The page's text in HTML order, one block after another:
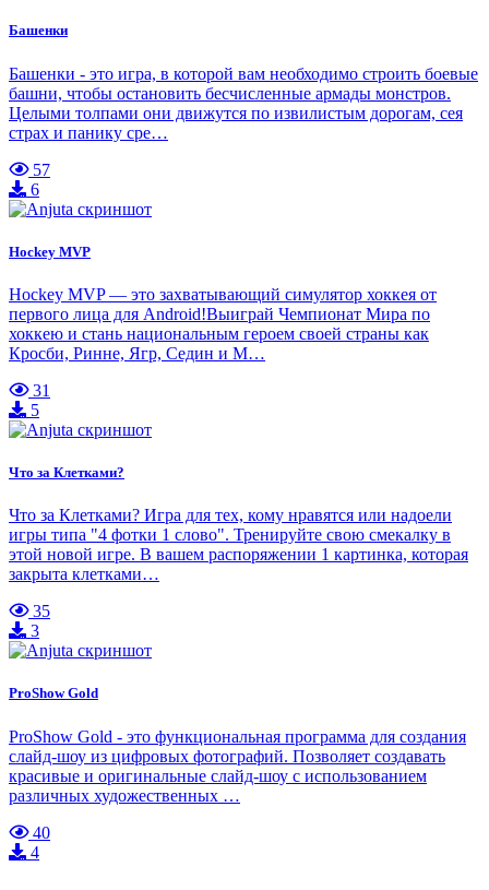
Башенки
Башенки - это игра, в которой вам необходимо строить боевые
башни, чтобы остановить бесчисленные армады монстров.
Целыми толпами они движутся по извилистым дорогам, сея
страх и панику сре…
57
6
Hockey MVP
Hockey MVP — это захватывающий симулятор хоккея от
первого лица для Android!Выиграй Чемпионат Мира по
хоккею и стань национальным героем своей страны как
Кросби, Ринне, Ягр, Седин и М…
31
5
Что за Клетками?
Что за Клетками? Игра для тех, кому нравятся или надоели
игры типа "4 фотки 1 слово". Тренируйте свою смекалку в
этой новой игре. В вашем распоряжении 1 картинка, которая
закрыта клетками…
35
3
ProShow Gold
ProShow Gold - это функциональная программа для создания
слайд-шоу из цифровых фотографий. Позволяет создавать
красивые и оригинальные слайд-шоу с использованием
различных художественных …
40
4